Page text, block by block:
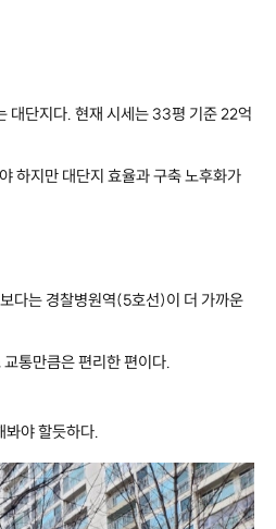
대단지다. 현재 시세는 33평 기준 22억
하지만 대단지 효율과 구축 노후화가
다는 경찰병원역(5호선)이 더 가까운
통만큼은 편리한 편이다.
봐야 할듯하다.